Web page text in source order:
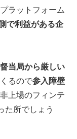
ラットフォーム
で利益がある企
当局から厳しい
るので参入障壁
上場のフィンテ
た所でしょう